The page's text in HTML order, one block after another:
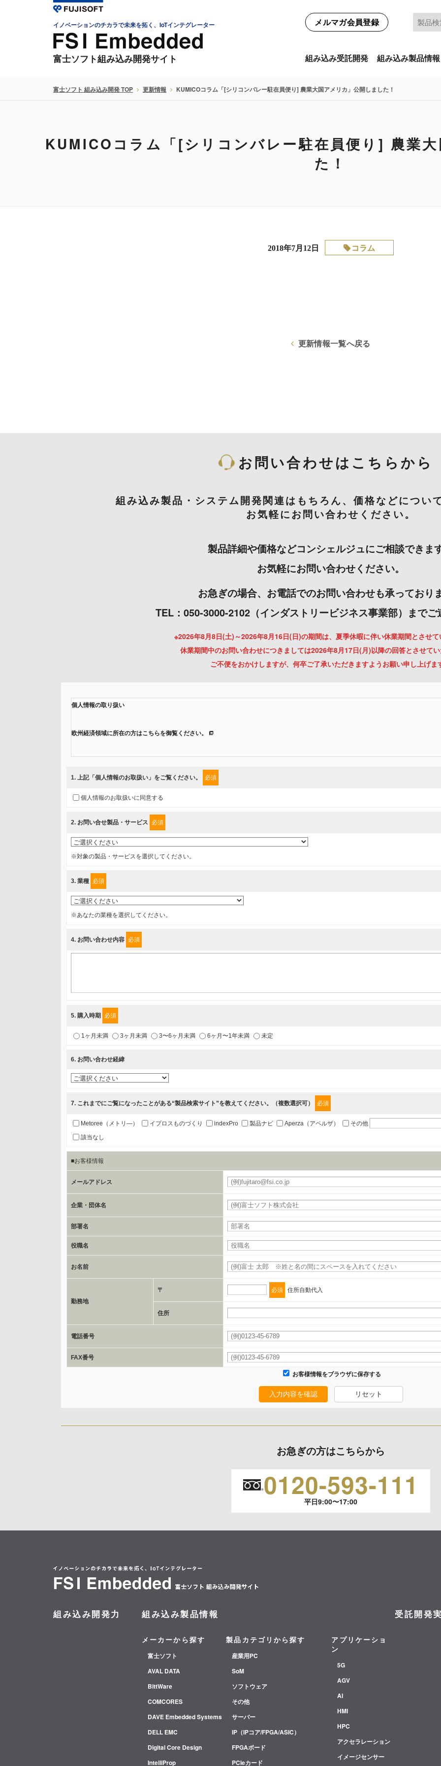
イノベーションのチカラで未来を拓く、IoTインテグレーター
富士ソフト組み込み開発サイト
メルマガ会員登録
組み込み受託開発 組み込み製品情報
富士ソフト 組み込み開発 TOP 更新情報 KUMICOコラム「[シリコンバレー駐在員便り] 農業大国アメリカ」公開しました！
KUMICOコラム「[シリコンバレー駐在員便り] 農業
た！
2018年7月12日 コラム
更新情報一覧へ戻る
お問い合わせはこちらから
組み込み製品・システム開発関連はもちろん、価格などについ
お気軽にお問い合わせください。
製品詳細や価格などコンシェルジュにご相談できま
お気軽にお問い合わせください。
お急ぎの場合、お電話でのお問い合わせも承っており
TEL：050-3000-2102（インダストリービジネス事業部）までご
※2026年8月8日(土)～2026年8月16日(日)の期間は、夏季休暇に伴い休業期間とさせて
休業期間中のお問い合わせにつきましては2026年8月17日(月)以降の回答とさせてい
ご不便をおかけしますが、何卒ご了承いただきますようお願い申し上げま
個人情報の取り扱い
欧州経済領域に所在の方はこちらを御覧ください。
ご入力頂いたお客様の情報は、個人情報保護方針に則り適切に取扱い、これらで定める範囲内で、サービスの提供やご案内等のために利用
得たいと存じますので、宜しくお願い申し上げます。
富士ソフト株式会社
個人情報保護管理担当役員
〒231-8008 神奈川県横浜市中区桜木町1-1
1.当社が取り扱う商品・サービスに関するご案内
2.当社が開催（主催・共催・協賛）するセミナーなど、各種イベントのお知らせ
第三者提供の有無
あり
a.個人情報の提供・利用目的
当該企業/団体のサービス等のご案内及び当該企業/団体からの情報を提供するため
b.第三者に提供される個人データの項目
お客様のご氏名、フリガナ、企業・団体名、部署名、役職、郵便番号、住所、電話番号、FAX番号、メールアドレス
書類の送付又は電子的な方法
当社とイベント/セミナーを共同で開催する企業/団体
e.個人情報取り扱いに関する契約
当社と当該企業/団体とは、個人情報取扱に関する覚書の締結を行います。
委託の有無
保有個人データの開示等および問合わせ窓口について
ご本人からの求めにより、当社が保有する保有個人データの利用目的の通知、開示、内容の訂正、追加または削除、利用の停止、消去およ
応じます。
開示等のご請求は、下記お問い合わせ先窓口へご連絡願います。
情報提供は任意ですが、情報を提供しなかった場合、情報の項目によってはお問い合わせ等に
1. 上記「個人情報のお取扱い」をご覧ください。 必須
個人情報のお取扱いに同意する
2. お問い合せ製品・サービス 必須
※対象の製品・サービスを選択してください。
3. 業種 必須
※あなたの業種を選択してください。
4. お問い合わせ内容 必須
5. 購入時期 必須
1ヶ月未満 3ヶ月未満 3〜6ヶ月未満 6ヶ月〜1年未満 未定
6. お問い合わせ経緯
7. これまでにご覧になったことがある“製品検索サイト”を教えてください。（複数選択可） 必須
Metoree（メトリ―） イプロスものづくり indexPro 製品ナビ Aperza（アペルザ）
その他
該当なし
■お客様情報
メールアドレス
企業・団体名
部署名
役職名
お名前
勤務地
〒 必須 住所自動代入
住所
電話番号
FAX番号
お客様情報をブラウザに保存する
入力内容を確認 リセット
お急ぎの方はこちらから
0120-593-111
平日9:00〜17:00
組み込み開発力 組み込み製品情報
メーカーから探す
富士ソフト
AVAL DATA
BittWare
COMCORES
DAVE Embedded Systems
DELL EMC
Digital Core Design
IntelliProp
製品カテゴリから探す
産業用PC
SoM
ソフトウェア
その他
サーバー
IP（IPコア/FPGA/ASIC）
FPGAボード
PCIeカード
アプリケーショ
ン
5G
AGV
AI
HMI
HPC
アクセラレーション
イメージセンサー
受託開発